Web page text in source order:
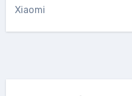
Xiaomi